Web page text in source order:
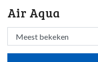
Air Aqua